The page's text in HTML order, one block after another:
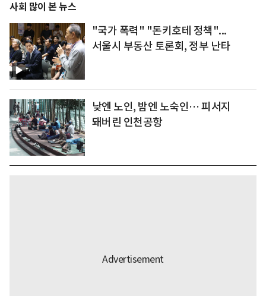
사회 많이 본 뉴스
"국가 폭력" "돈키호테 정책"...
서울시 부동산 토론회, 정부 난타
낮엔 노인, 밤엔 노숙인… 피서지
돼버린 인천공항